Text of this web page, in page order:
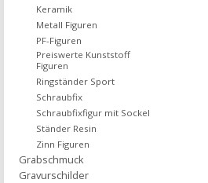
Keramik
Metall Figuren
PF-Figuren
Preiswerte Kunststoff
Figuren
Ringständer Sport
Schraubfix
Schraubfixfigur mit Sockel
Ständer Resin
Zinn Figuren
Grabschmuck
Gravurschilder